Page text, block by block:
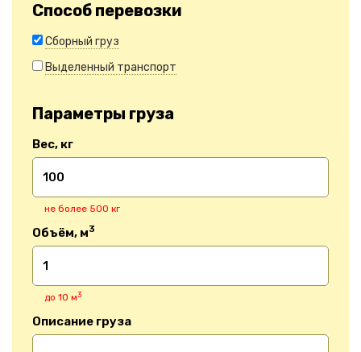
Способ перевозки
Сборный груз
Выделенный транспорт
Параметры груза
Вес, кг
не более 500 кг
Объём, м3
до 10 м3
Описание груза